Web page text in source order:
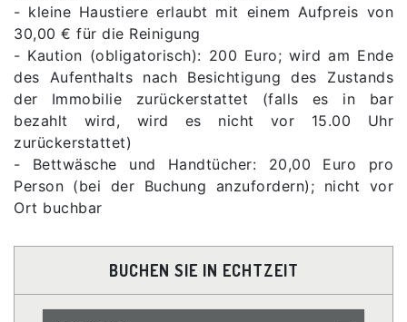
- kleine Haustiere erlaubt mit einem Aufpreis von
30,00 € für die Reinigung
- Kaution (obligatorisch): 200 Euro; wird am Ende
des Aufenthalts nach Besichtigung des Zustands
der Immobilie zurückerstattet (falls es in bar
bezahlt wird, wird es nicht vor 15.00 Uhr
zurückerstattet)
- Bettwäsche und Handtücher: 20,00 Euro pro
Person (bei der Buchung anzufordern); nicht vor
Ort buchbar
BUCHEN SIE IN ECHTZEIT